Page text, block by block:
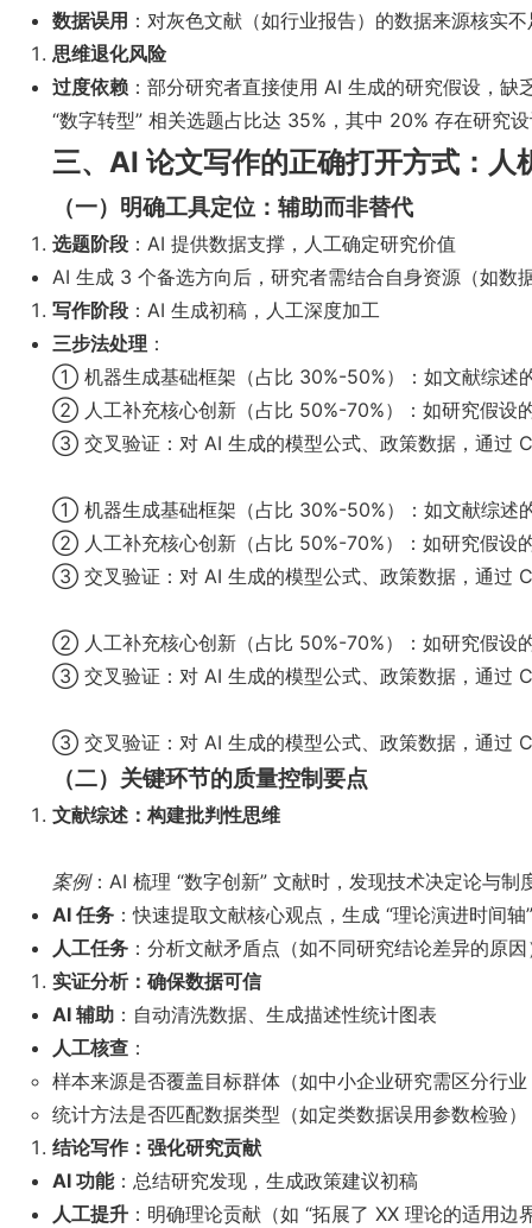
数据误用 ：对灰色文献（如行业报告）的数据来源核实
思维退化风险
过度依赖 ：部分研究者直接使用 AI 生成的研究假设，
“数字转型” 相关选题占比达 35%，其中 20% 存在研究
三、AI 论文写作的正确打开方式：人
（一）明确工具定位：辅助而非替代
选题阶段 ：AI 提供数据支撑，人工确定研究价值
AI 生成 3 个备选方向后，研究者需结合自身资源（如数
写作阶段 ：AI 生成初稿，人工深度加工
三步法处理 ：
① 机器生成基础框架（占比 30%-50%）：如文献综述
② 人工补充核心创新（占比 50%-70%）：如研究假设
③ 交叉验证：对 AI 生成的模型公式、政策数据，通过
① 机器生成基础框架（占比 30%-50%）：如文献综述
② 人工补充核心创新（占比 50%-70%）：如研究假设
③ 交叉验证：对 AI 生成的模型公式、政策数据，通过
② 人工补充核心创新（占比 50%-70%）：如研究假设
③ 交叉验证：对 AI 生成的模型公式、政策数据，通过
③ 交叉验证：对 AI 生成的模型公式、政策数据，通过
（二）关键环节的质量控制要点
文献综述：构建批判性思维
案例：AI 梳理 “数字创新” 文献时，发现技术决定论与
AI 任务 ：快速提取文献核心观点，生成 “理论演进时间轴
人工任务 ：分析文献矛盾点（如不同研究结论差异的原
实证分析：确保数据可信
AI 辅助 ：自动清洗数据、生成描述性统计图表
人工核查 ：
样本来源是否覆盖目标群体（如中小企业研究需区分行
统计方法是否匹配数据类型（如定类数据误用参数检验）
结论写作：强化研究贡献
AI 功能：总结研究发现，生成政策建议初稿
人工提升 ：明确理论贡献（如 “拓展了 XX 理论的适用